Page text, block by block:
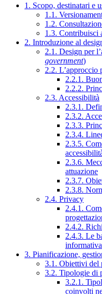
1. Scopo, destinatari e
1.1.
1.2.
1.3. Contribuisci
2. Introduzione al
2.1. Design per
government)
2.2. L’approccio
2.2.1.
2.2.2.
2.3. Accessibilità
2.3.1.
2.3.2.
2.3.3.
2.3.4.
2.3.5.
2.3.6.
attuazione
2.3.7.
2.3.8.
2.4. Privacy
2.4.1.
2.4.2.
2.4.3. Le
3. Pianificazione,
3.1. Obiettivi del
3.2. Tipologie di
3.2.1.
coinvolti